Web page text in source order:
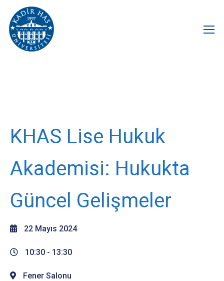
KHAS Lise Hukuk
Akademisi: Hukukta
Güncel Gelişmeler
22 Mayıs 2024
10:30 - 13:30
Fener Salonu